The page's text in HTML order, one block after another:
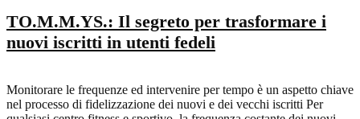
TO.M.M.YS.: Il segreto per trasformare i
nuovi iscritti in utenti fedeli
Monitorare le frequenze ed intervenire per tempo è un aspetto chiave
nel processo di fidelizzazione dei nuovi e dei vecchi iscritti Per